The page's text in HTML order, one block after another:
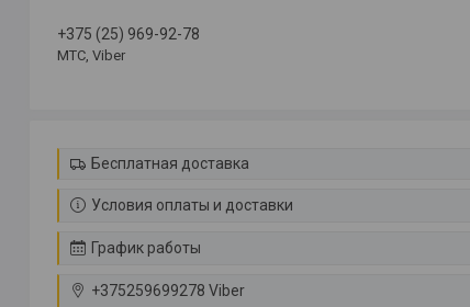
+375 (25) 969-92-78
МТС, Viber
Бесплатная доставка
Условия оплаты и доставки
График работы
+375259699278 Viber